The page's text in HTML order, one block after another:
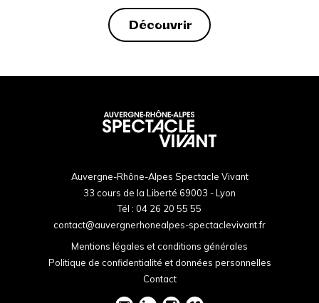
Découvrir
Auvergne-Rhône-Alpes Spectacle Vivant
33 cours de la Liberté 69003 - Lyon
Tél : 04 26 20 55 55
contact@auvergnerhonealpes-spectaclevivant.fr
Mentions légales et conditions générales
Politique de confidentialité et données personnelles
Contact